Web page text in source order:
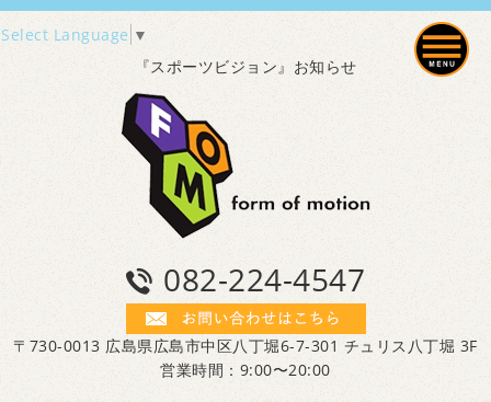
Select Language ▼
『スポーツビジョン』お知らせ
082-224-4547
〒730-0013 広島県広島市中区八丁堀6-7-301 チュリス八丁堀 3F
営業時間：9:00〜20:00